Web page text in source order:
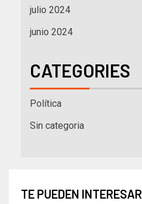
julio 2024
junio 2024
CATEGORIES
Política
Sin categoria
TE PUEDEN INTERESAR